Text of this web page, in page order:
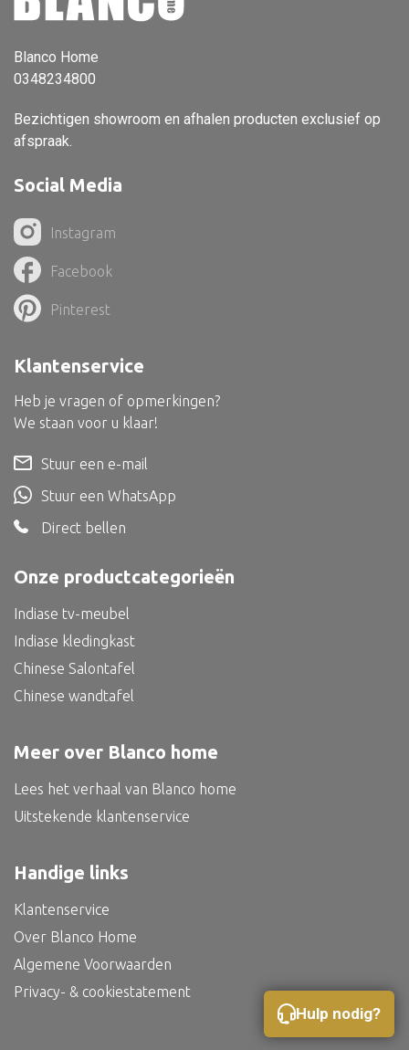
Alle deco
Vaas
Kandelaar
Object
Pilaar
Pot
Dienblad
Mand
Roomdevider
Kussen
Tapijt
Kelim
Alle bouwmateriaal
Bed
Alle oosterse meubels
Oosterse kast
Oosterse tafel
Hulp nodig?
Blanco Home
0348234800
Bezichtigen showroom en afhalen producten exclusief op
afspraak.
Social Media
Instagram
Facebook
Pinterest
Onze productcategorieën
Indiase tv-meubel
Indiase kledingkast
Chinese Salontafel
Chinese wandtafel
Meer over Blanco home
Lees het verhaal van Blanco home
Uitstekende klantenservice
Klantenservice
Heb je vragen of opmerkingen?
We staan voor u klaar!
Stuur een e-mail
Stuur een WhatsApp
Direct bellen
Handige links
Klantenservice
Over Blanco Home
Algemene Voorwaarden
Privacy- & cookiestatement